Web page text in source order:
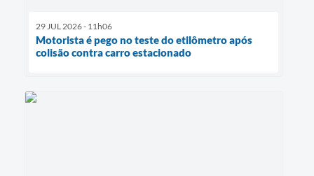
29 JUL 2026 - 11h06
Motorista é pego no teste do etilômetro após
colisão contra carro estacionado